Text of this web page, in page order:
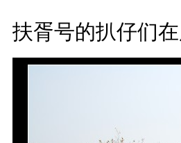
扶胥号的扒仔们